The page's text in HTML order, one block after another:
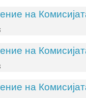
на
на
на